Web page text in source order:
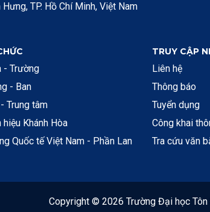
TP. Hồ Chí Minh, Việt Nam
- Trường
- Ban
Trung tâm
hiệu Khánh Hòa
Quốc tế Việt Nam - Phần Lan
TRUY CẬP
Liên hệ
Thông báo
Tuyển dụng
Công khai
Tra cứu văn
Copyright © 2026 Trường Đại học